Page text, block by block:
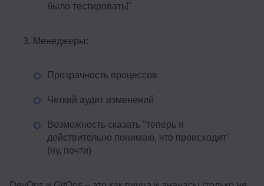
было тестировать!"
Менеджеры:
Прозрачность процессов
Четкий аудит изменений
Возможность сказать "теперь я
действительно понимаю, что происходит"
(ну, почти)